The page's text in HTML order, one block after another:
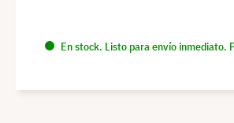
En stock. Listo para envío inmediato.